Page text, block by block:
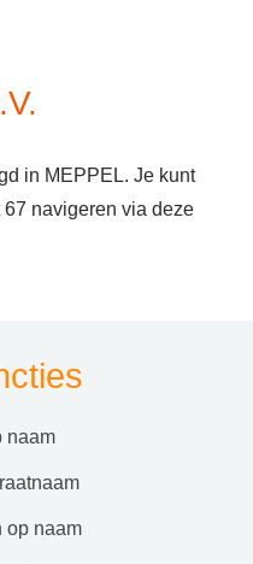
in MEPPEL. Je kunt
navigeren via deze
naam
op naam